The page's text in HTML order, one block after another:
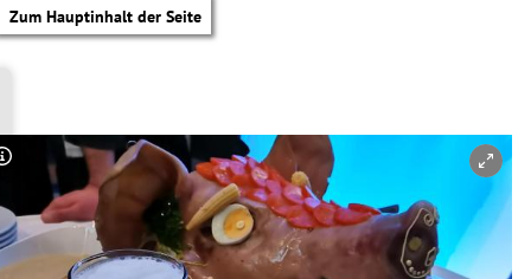
Zum Hauptinhalt der Seite
Copyright-Hinweis öffnen/schließen